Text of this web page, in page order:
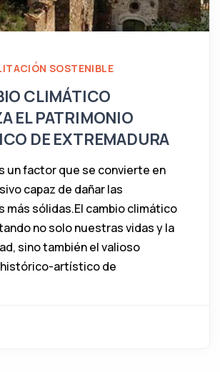
SOSTENIBLE
CLIMÁTICO
EL PATRIMONIO
DE EXTREMADURA
un factor que se convierte en
capaz de dañar las
más sólidas.El cambio climático
no solo nuestras vidas y la
sino también el valioso
artístico de